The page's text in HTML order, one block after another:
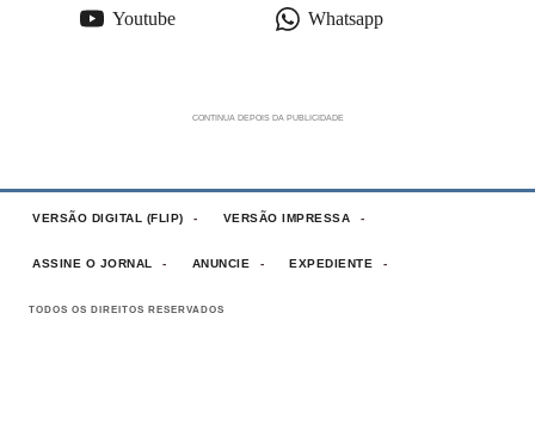
Youtube Whatsapp
VERSÃO DIGITAL (FLIP) VERSÃO IMPRESSA
ASSINE O JORNAL ANUNCIE EXPEDIENTE
TODOS OS DIREITOS RESERVADOS